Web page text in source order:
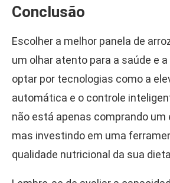
Conclusão
Escolher a melhor panela de
um olhar atento para a saúde e
optar por tecnologias como a
automática e o controle
não está apenas comprando
mas investindo em uma
qualidade nutricional da sua